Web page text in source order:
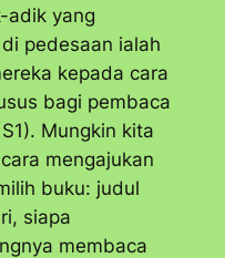
adik yang
pedesaan ialah
kepada cara
bagi pembaca
Mungkin kita
mengajukan
buku: judul
siapa
membaca